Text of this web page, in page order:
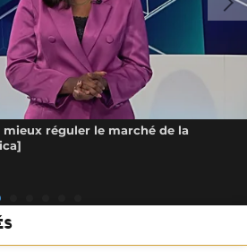
mieux réguler le marché de la